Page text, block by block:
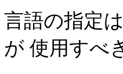
言語の指定
が 使用すべ